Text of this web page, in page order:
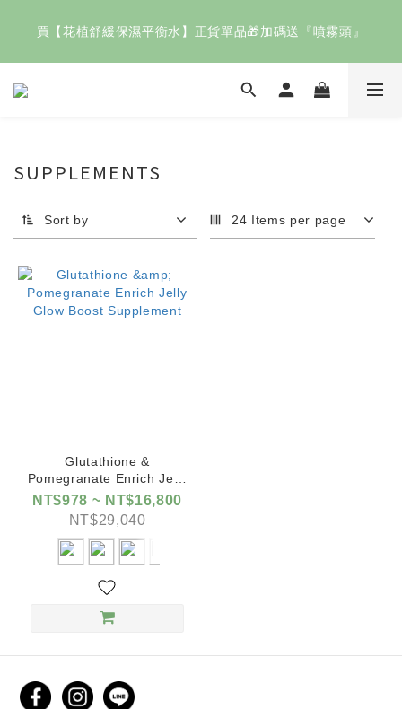
「花植清新潔膚凝膠」
買【花植舒緩保濕平衡水】正貨單品🎁加碼送『噴霧頭』
指定正貨商品任選二件✨享9折！
「花植清新潔膚凝膠」
SUPPLEMENTS
Sort by 24 Items per page
Glutathione &
Pomegranate Enrich Jelly
Glow Boost Supplement
NT$978 ~ NT$16,800
NT$29,040